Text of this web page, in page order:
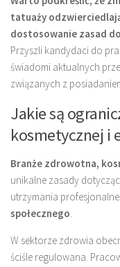
tatuaży
dostosowanie zasad
Przyszli kandydaci do
świadomi aktualnych
związanych z
Jakie są
kosmetycznej i
Branże zdrowotna,
unikalne zasady
utrzymania
społecznego.
W sektorze zdrowia
ściśle regulowana.